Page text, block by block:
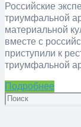
Российские
триумфальной
материальной
вместе с
приступили к
триумфальной
Подробнее
Искать: